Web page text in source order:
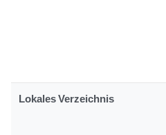
Lokales Verzeichnis